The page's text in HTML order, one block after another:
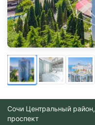
Сочи Центральный район,
проспект